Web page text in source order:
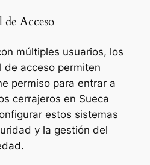
de Acceso
múltiples usuarios, los
de acceso permiten
permiso para entrar a
cerrajeros en Sueca
estos sistemas
y la gestión del